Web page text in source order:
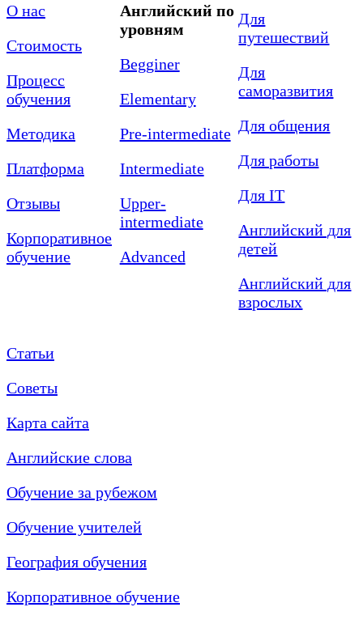
О нас
Стоимость
Процесс
обучения
Методика
Платформа
Отзывы
Корпоративное
обучение
Английский по
уровням
Begginer
Elementary
Pre-intermediate
Intermediate
Upper-
intermediate
Advanced
Для
путешествий
Для
саморазвития
Для общения
Для работы
Для IT
Английский для
детей
Английский для
взрослых
Статьи
Советы
Карта сайта
Английские слова
Обучение за рубежом
Обучение учителей
География обучения
Корпоративное обучение